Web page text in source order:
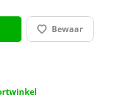
Bewaar